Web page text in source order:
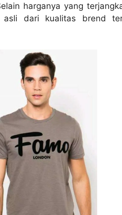
harganya yang
asli dari kualitas brend